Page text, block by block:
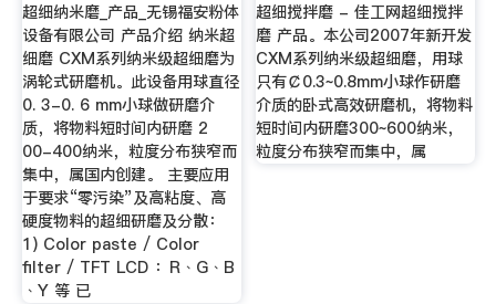
超细纳米磨_产品_无锡福安粉体
设备有限公司 产品介绍 纳米超
细磨 CXM系列纳米级超细磨为
涡轮式研磨机。此设备用球直径
0. 3-0. 6 mm小球做研磨介
质，将物料短时间内研磨 2
00-400纳米，粒度分布狭窄而
集中，属国内创建。 主要应用
于要求“零污染”及高粘度、高
硬度物料的超细研磨及分散：
1) Color paste / Color
filter / TFT LCD ：R﹑G﹑B
﹑Y 等 已
超细搅拌磨 - 佳工网超细搅拌
磨 产品。本公司2007年新开发
CXM系列纳米级超细磨，用球
只有￠0.3~0.8mm小球作研磨
介质的卧式高效研磨机，将物料
短时间内研磨300~600纳米，
粒度分布狭窄而集中，属